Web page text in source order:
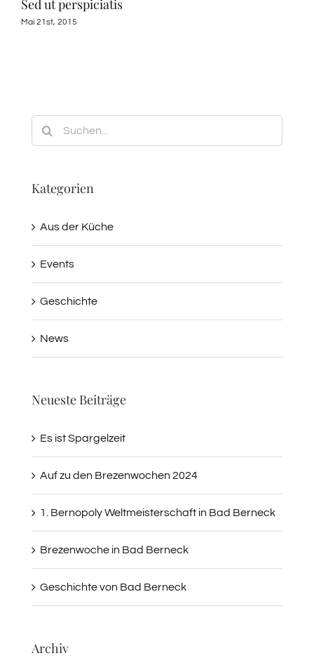
Sed ut perspiciatis
Mai 21st, 2015
Suche
nach:
Kategorien
Aus der Küche
Events
Geschichte
News
Neueste Beiträge
Es ist Spargelzeit
Auf zu den Brezenwochen 2024
1. Bernopoly Weltmeisterschaft in Bad Berneck
Brezenwoche in Bad Berneck
Geschichte von Bad Berneck
Archiv